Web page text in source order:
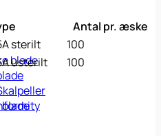
blade
Antal pr. æske
sterilt
100
usterilt
100